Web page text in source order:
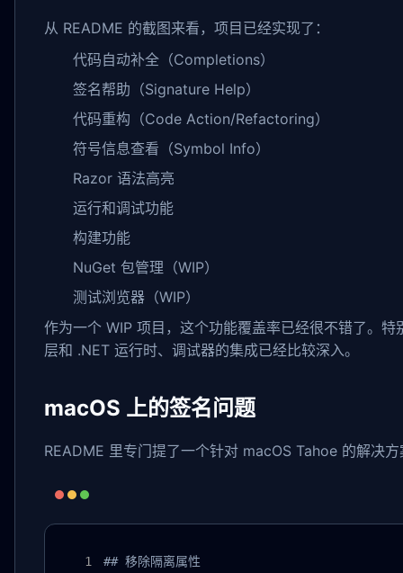
从 README 的截图来看，项目已经实现了：
代码自动补全（Completions）
签名帮助（Signature Help）
代码重构（Code Action/Refactoring）
符号信息查看（Symbol Info）
Razor 语法高亮
运行和调试功能
构建功能
NuGet 包管理（WIP）
测试浏览器（WIP）
作为一个 WIP 项目，这个功能覆盖率已经很不错了。
层和 .NET 运行时、调试器的集成已经比较深入。
macOS 上的签名问题
README 里专门提了一个针对 macOS Tahoe 的解决
## 移除隔离属性